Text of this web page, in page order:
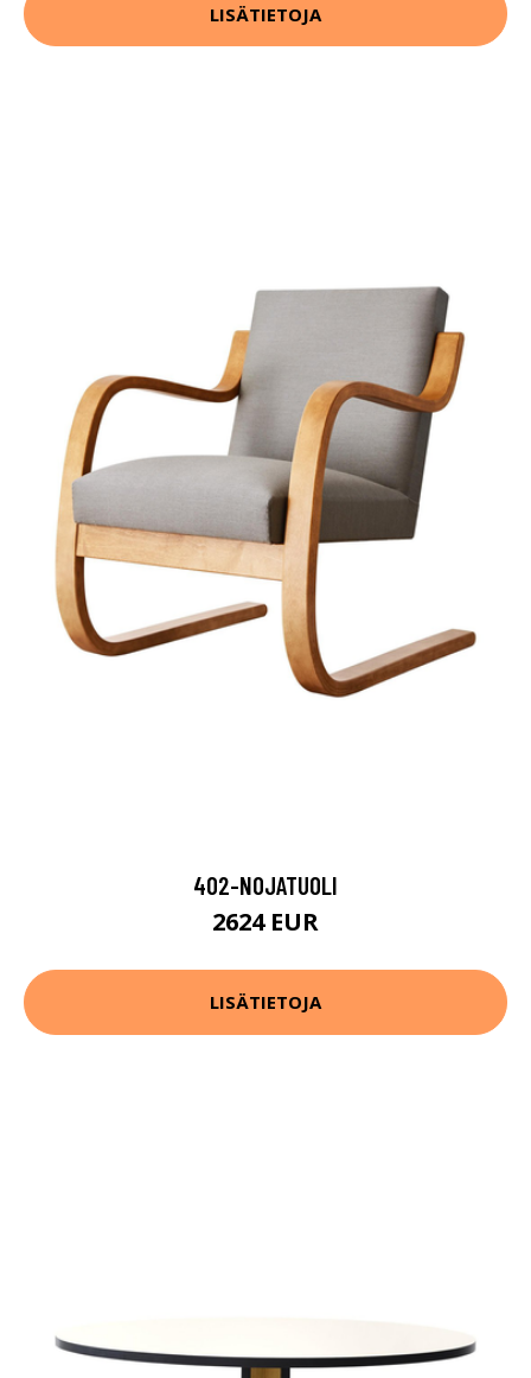
LISÄTIETOJA
402-NOJATUOLI
2624 EUR
LISÄTIETOJA